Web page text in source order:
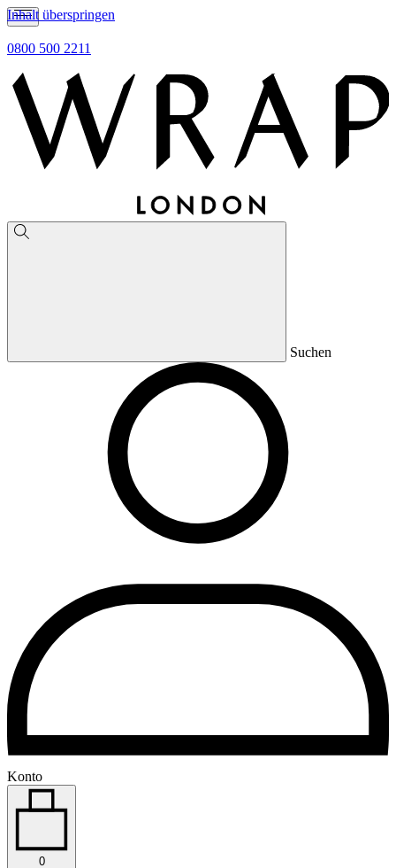
Inhalt überspringen
0800 500 2211
Suchen
Konto
0